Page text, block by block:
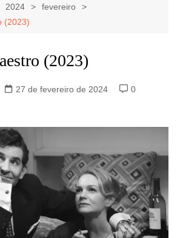
2024
fevereiro
(2023)
(2023)
27 de fevereiro de 2024
0